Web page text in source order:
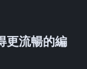
更流暢的編